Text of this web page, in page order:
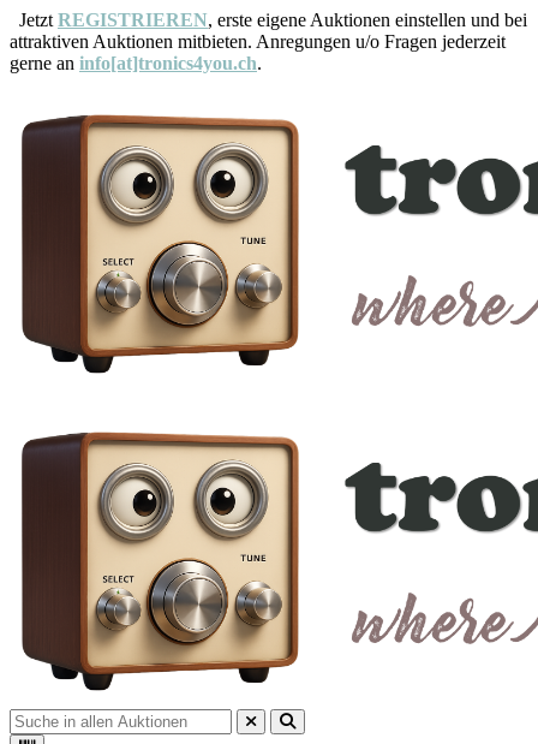
Jetzt REGISTRIEREN, erste eigene Auktionen einstellen und bei
attraktiven Auktionen mitbieten. Anregungen u/o Fragen jederzeit
gerne an info[at]tronics4you.ch.